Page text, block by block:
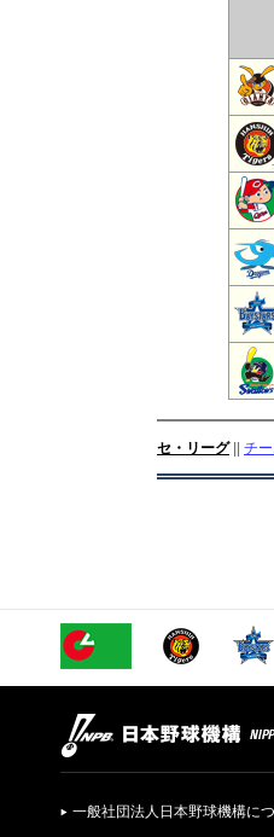
セ・リーグ|| チ
一般社団法人日本野球機構に